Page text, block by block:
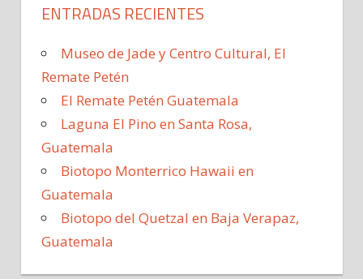
ENTRADAS RECIENTES
Museo de Jade y Centro Cultural, El
Remate Petén
El Remate Petén Guatemala
Laguna El Pino en Santa Rosa,
Guatemala
Biotopo Monterrico Hawaii en
Guatemala
Biotopo del Quetzal en Baja Verapaz,
Guatemala